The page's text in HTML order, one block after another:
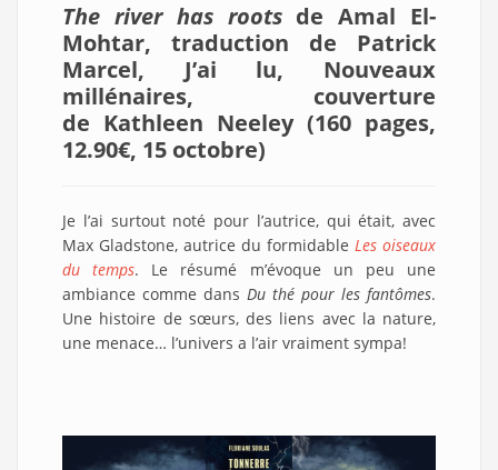
The river has rootsde Amal El-
Mohtar, traduction de Patrick
Marcel, J’ai lu, Nouveaux
millénaires, couverture
de Kathleen Neeley (160 pages,
12.90€, 15 octobre)
Je l’ai surtout noté pour l’autrice, qui était, avec
Max Gladstone, autrice du formidable Les oiseaux
du temps. Le résumé m’évoque un peu une
ambiance comme dans Du thé pour les fantômes.
Une histoire de sœurs, des liens avec la nature,
une menace… l’univers a l’air vraiment sympa!